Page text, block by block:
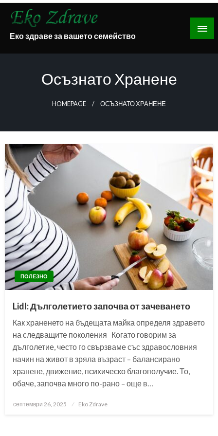
Skip
Еко здраве за вашето семейство
Осъзнато Хранене
HOMEPAGE ОСЪЗНАТО ХРАНЕНЕ
ПОЛЕЗНО
Lidl: Дълголетието започва от зачеването
Как храненето на бъдещата майка определя здравето
на следващите поколения Когато говорим за
дълголетие, често го свързваме със здравословния
начин на живот в зряла възраст – балансирано
хранене, движение, психическо благополучие. То,
обаче, започва много по-рано – още в…
Posted
септември 26, 2025 Eko Zdrave